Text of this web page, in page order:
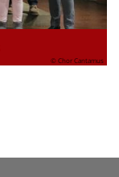
© Chor Cantamus